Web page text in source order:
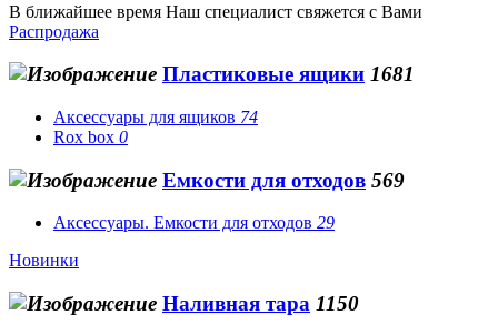
В ближайшее время Наш специалист свяжется с Вами
Распродажа
Пластиковые ящики 1681
Аксессуары для ящиков 74
Rox box 0
Емкости для отходов 569
Аксессуары. Емкости для отходов 29
Новинки
Наливная тара 1150